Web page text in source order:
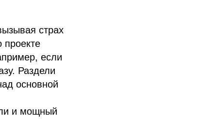
страх
проекте
если
Раздели
основной
и мощный